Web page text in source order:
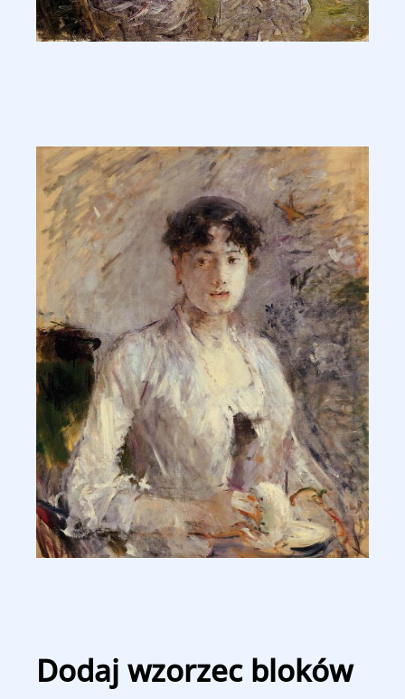
Dodaj wzorzec bloków